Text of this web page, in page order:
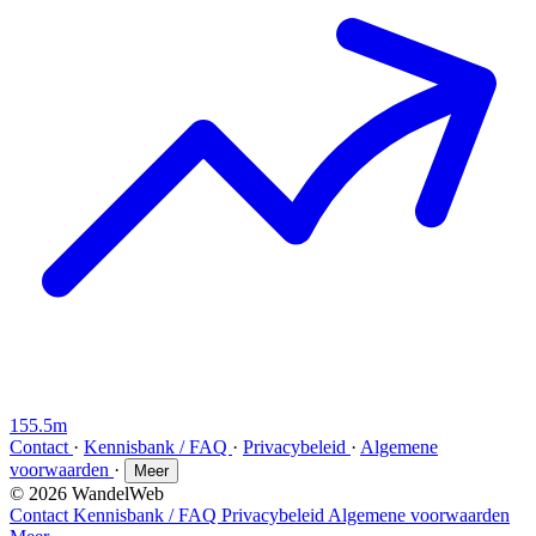
155.5m
Contact · Kennisbank / FAQ · Privacybeleid · Algemene
voorwaarden · Meer
© 2026 WandelWeb
Contact Kennisbank / FAQ Privacybeleid Algemene voorwaarden